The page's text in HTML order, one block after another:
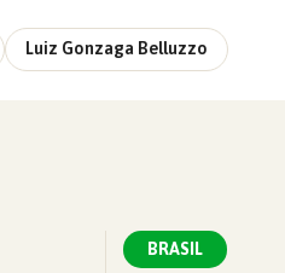
Luiz Gonzaga Belluzzo
BRASIL